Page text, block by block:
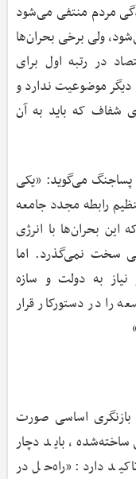
مردم منتفی می‌شود
ولی برخی بحران‌ها
در رتبه اول برای
دیگر موضوعیت ندارد و
شفاف که باید به آن
پساجنگ می‌گوید: «یکی
رابطه مجدد جامعه
بحران‌ها با انرژی
سخت نمی‌گذرد. اما
به دولت و سازه
را در دستورکار قرار
بازنگری اساسی صورت
باید دچار
دارد: «راه‌حل در